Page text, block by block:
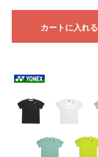
カートに入れる